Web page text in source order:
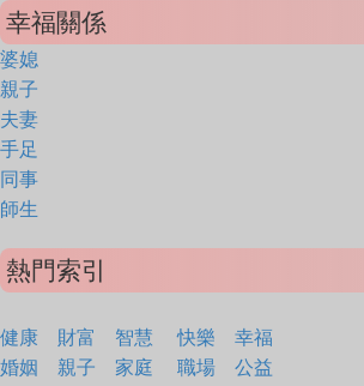
幸福關係
婆媳
親子
夫妻
手足
同事
師生
熱門索引
健康 財富 智慧 快樂
幸福
婚姻
親子 家庭 職場 公益